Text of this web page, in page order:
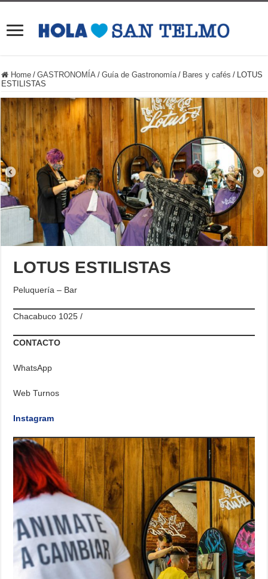
Home / GASTRONOMÍA / Guía de Gastronomía / Bares y cafés / LOTUS
ESTILISTAS
LOTUS ESTILISTAS
Peluquería – Bar
Chacabuco 1025 /
CONTACTO
WhatsApp
Web Turnos
Instagram